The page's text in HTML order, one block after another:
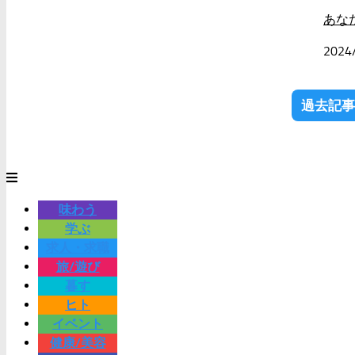
あな
過去記事
味わう
学ぶ
旅/遊び
暮す
ヒト
イベント
健康/美容